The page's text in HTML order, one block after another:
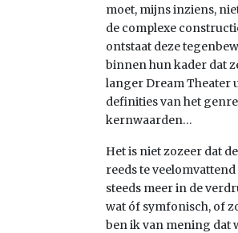
moet, mijns inziens,
de complexe
ontstaat deze
binnen hun kader dat
langer Dream Theater
definities van het
kernwaarden…
Het is niet zozeer dat
reeds te
steeds meer in de
wat óf symfonisch, of
ben ik van mening dat